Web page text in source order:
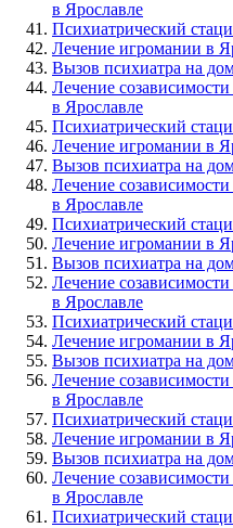
в Ярославле
Психиатрический
Лечение игромании в
Вызов психиатра на
Лечение
в Ярославле
Психиатрический
Лечение игромании в
Вызов психиатра на
Лечение
в Ярославле
Психиатрический
Лечение игромании в
Вызов психиатра на
Лечение
в Ярославле
Психиатрический
Лечение игромании в
Вызов психиатра на
Лечение
в Ярославле
Психиатрический
Лечение игромании в
Вызов психиатра на
Лечение
в Ярославле
Психиатрический